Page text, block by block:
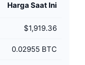
Harga Saat Ini
$1,919.36
0.02955 BTC